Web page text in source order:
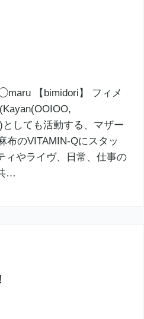
【bimidori】 フィメ
しても活動する、マザー
布のVITAMIN-Qにスタッ
ィやライヴ、日常、仕事の
…